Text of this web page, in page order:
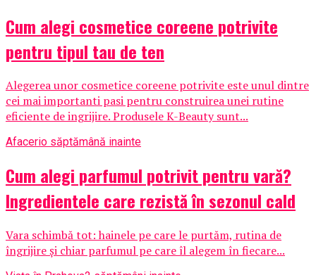
Cum alegi cosmetice coreene potrivite
pentru tipul tau de ten
Alegerea unor cosmetice coreene potrivite este unul dintre
cei mai importanti pasi pentru construirea unei rutine
eficiente de ingrijire. Produsele K-Beauty sunt...
Afacerio săptămână inainte
Cum alegi parfumul potrivit pentru vară?
Ingredientele care rezistă în sezonul cald
Vara schimbă tot: hainele pe care le purtăm, rutina de
îngrijire și chiar parfumul pe care îl alegem în fiecare...